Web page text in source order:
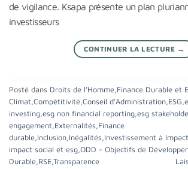
de vigilance. Ksapa présente un plan
investisseurs
CONTINUER LA LECTURE →
Posté dans Droits de l'Homme,Finance Durable et
Climat,Compétitivité,Conseil d’Administration,ESG,
investing,esg non financial reporting,esg
engagement,Externalités,Finance
durable,Inclusion,Inégalités,Investissement à Impact
impact social et esg,ODD - Objectifs de
Durable,RSE,Transparence